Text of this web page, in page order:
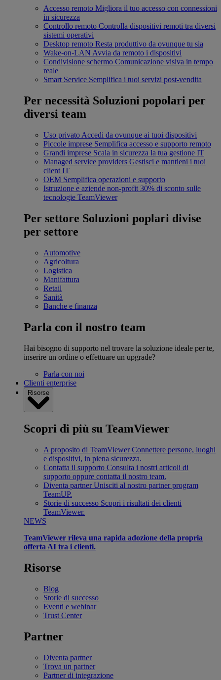
Accesso remoto Migliora il tuo accesso con connessioni
in sicurezza
Controllo remoto Controlla dispositivi remoti tra diversi
sistemi operativi
Desktop remoto Resta produttivo da ovunque tu sia
Wake-on-LAN Avvia da remoto i dispositivi
Condivisione schermo Comunicazione visiva in tempo
reale
Smart Service Semplifica i tuoi servizi post-vendita
Per necessità Soluzioni popolari per
diversi team
Uso privato Accedi da ovunque ai tuoi dispositivi
Piccole imprese Semplifica accesso e supporto remoto
Grandi imprese Scala in sicurezza la tua gestione IT
Managed service providers Gestisci e mantieni i tuoi
client IT
OEM Semplifica operazioni e supporto
Istruzione e aziende non-profit 30% di sconto sulle
tecnologie TeamViewer
Per settore Soluzioni poplari divise
per settore
Automotive
Agricoltura
Logistica
Manifattura
Retail
Sanità
Banche e finanza
Parla con il nostro team
Hai bisogno di supporto nel trovare la soluzione ideale per te,
inserire un ordine o effettuare un upgrade?
Parla con noi
Clienti enterprise
Risorse
Scopri di più su TeamViewer
A proposito di TeamViewer Connettere persone, luoghi
e dispositivi, in piena sicurezza.
Contatta il supporto Consulta i nostri articoli di
supporto oppure contatta il nostro team.
Diventa partner Unisciti al nostro partner program
TeamUP.
Storie di successo Scopri i risultati dei clienti
TeamViewer.
NEWS
TeamViewer rileva una rapida adozione della propria
offerta AI tra i clienti.
Risorse
Blog
Storie di successo
Eventi e webinar
Trust Center
Partner
Diventa partner
Trova un partner
Partner di integrazione